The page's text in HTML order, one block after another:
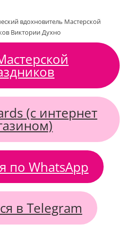
вдохновитель Мастерской
Виктории Духно
(с интернет
по WhatsApp
в Telegram